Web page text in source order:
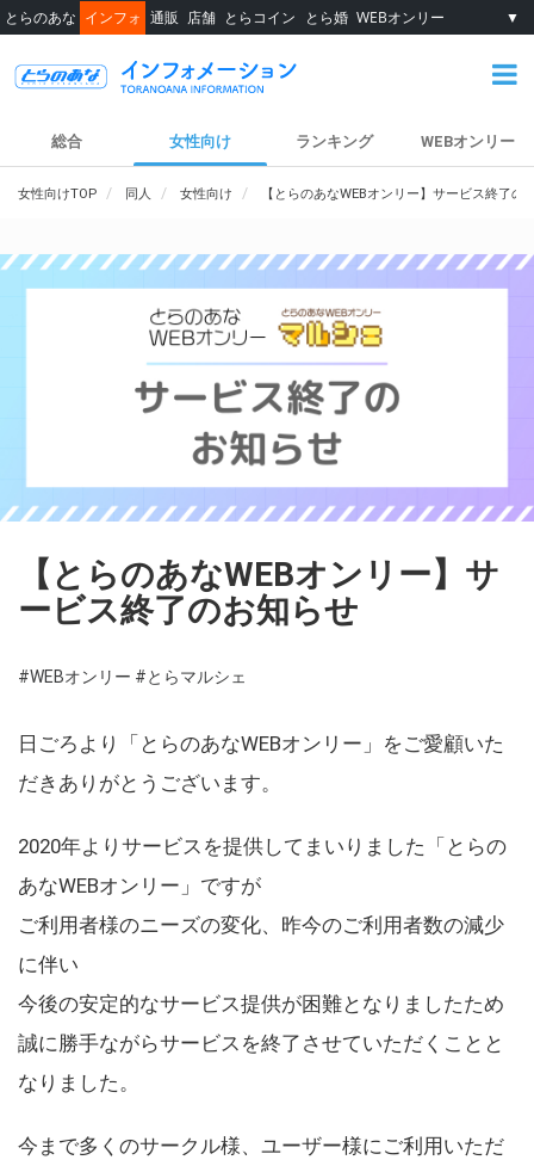
とらのあな インフォ 通販 店舗 とらコイン とら婚 WEBオンリー ▼
総合 女性向け ランキング WEBオンリー
女性向けTOP 同人 女性向け 【とらのあなWEBオンリー】サービス終了の
【とらのあなWEBオンリー】サ
ービス終了のお知らせ
#WEBオンリー #とらマルシェ
日ごろより「とらのあなWEBオンリー」をご愛顧いた
だきありがとうございます。
2020年よりサービスを提供してまいりました「とらの
あなWEBオンリー」ですが
ご利用者様のニーズの変化、昨今のご利用者数の減少
に伴い
今後の安定的なサービス提供が困難となりましたため
誠に勝手ながらサービスを終了させていただくことと
なりました。
今まで多くのサークル様、ユーザー様にご利用いただ